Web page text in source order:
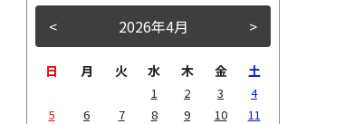
< >
2026年4月
日 月 火 水 木 金 土
1 2 3
4
5
6 7 8 9 10
11